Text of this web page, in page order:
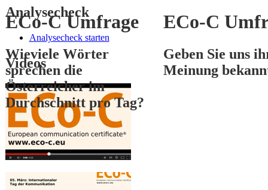
ECo-C Umfrage
Wieviele Wörter
sprechen die
Österreicher im
Durchschnitt pro Tag?
ECo-C
Geben Sie uns
Meinung
3
Analysecheck
Analysecheck starten
Videos